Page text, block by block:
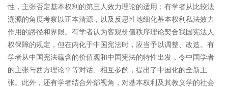
性，主张否定基本权利的第三人效力理论的适用；有学者从比较法
溯源的角度考察以正本清源，以及反思性地细化基本权利私法效力
作用的路径和界限。 有学者认为客观价值秩序理论契合我国宪法人
权保障的规定，但在内化于中国宪法时，应当予以调整、改造。 有
学者从中国宪法蕴含的价值观和中国宪法的特性出发，令中国学者
的主张与西方理论平等对话、相互参酌，提出了中国化的全新主
张。 此外，还有学者结合外部视角，对基本权利及其教义学的社会